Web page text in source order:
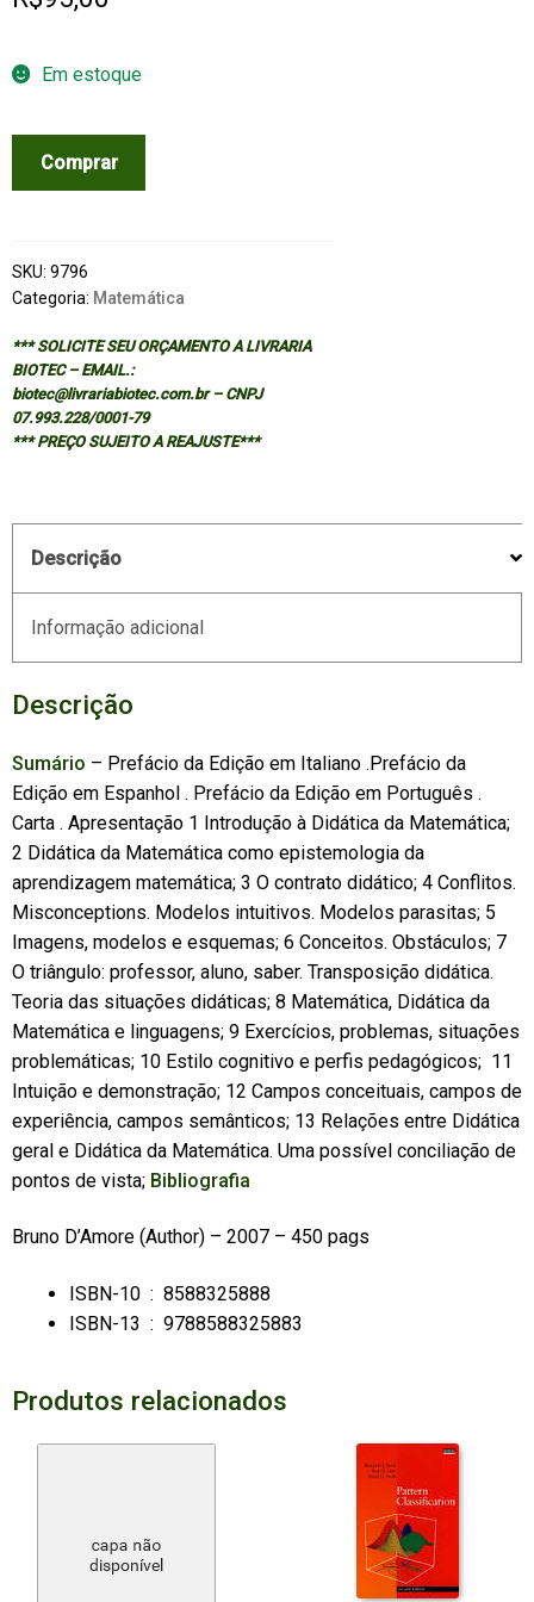
Em estoque
ELEMENTOS
MATEMATICA
quantidade
Comprar
SKU: 9796
Categoria: Matemática
*** SOLICITE SEU ORÇAMENTO A LIVRARIA
BIOTEC – EMAIL.:
biotec@livrariabiotec.com.br – CNPJ
07.993.228/0001-79
*** PREÇO SUJEITO A REAJUSTE***
Descrição
Informação adicional
Descrição
Sumário – Prefácio da Edição em Italiano .Prefácio da
Edição em Espanhol . Prefácio da Edição em Português .
Carta . Apresentação 1 Introdução à Didática da Matemática;
2 Didática da Matemática como epistemologia da
aprendizagem matemática; 3 O contrato didático; 4 Conflitos.
Misconceptions. Modelos intuitivos. Modelos parasitas; 5
Imagens, modelos e esquemas; 6 Conceitos. Obstáculos; 7
O triângulo: professor, aluno, saber. Transposição didática.
Teoria das situações didáticas; 8 Matemática, Didática da
Matemática e linguagens; 9 Exercícios, problemas, situações
problemáticas; 10 Estilo cognitivo e perfis pedagógicos; 11
Intuição e demonstração; 12 Campos conceituais, campos de
experiência, campos semânticos; 13 Relações entre Didática
geral e Didática da Matemática. Uma possível conciliação de
pontos de vista; Bibliografia
Bruno D’Amore (Author) – 2007 – 450 pags
ISBN-10 ‏ : ‎ 8588325888
ISBN-13 ‏ : ‎ 9788588325883
Produtos relacionados